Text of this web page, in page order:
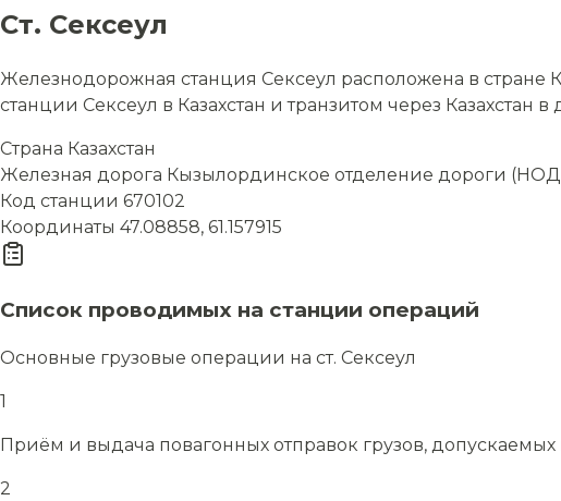
Ст. Сексеул
Железнодорожная станция Сексеул расположена в
станции Сексеул в Казахстан и транзитом через Казахстан
Страна Казахстан
Железная дорога Кызылординское отделение дороги
Код станции 670102
Координаты 47.08858, 61.157915
Список проводимых на станции операций
Основные грузовые операции на ст. Сексеул
1
Приём и выдача повагонных отправок грузов,
2